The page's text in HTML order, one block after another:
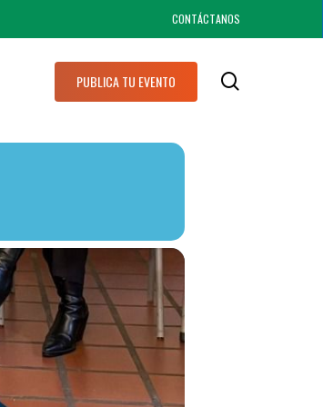
CONTÁCTANOS
PUBLICA TU EVENTO